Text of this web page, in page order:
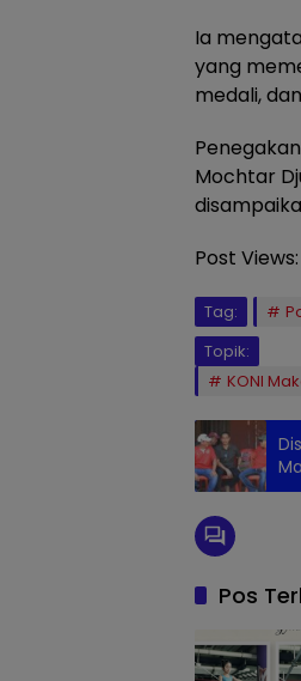
Ia
yang
medali,
Mochtar
Post Views:
Tag:
Topik:
KONI
Pos